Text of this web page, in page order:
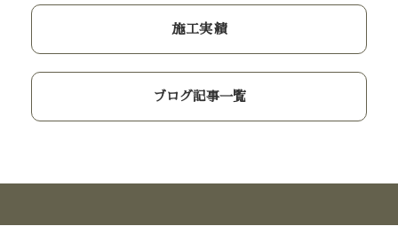
施工実績
ブログ記事一覧